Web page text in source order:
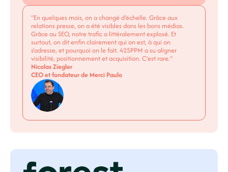
“En quelques mois, on a changé d’échelle. Grâce aux
relations presse, on a été visibles dans les bons médias.
Grâce au SEO, notre trafic a littéralement explosé. Et
surtout, on dit enfin clairement qui on est, à qui on
s’adresse, et pourquoi on le fait. 425PPM a su aligner
visibilité, positionnement et acquisition. C’est rare.”
Nicolas Ziegler
CEO et fondateur de Merci Paulo